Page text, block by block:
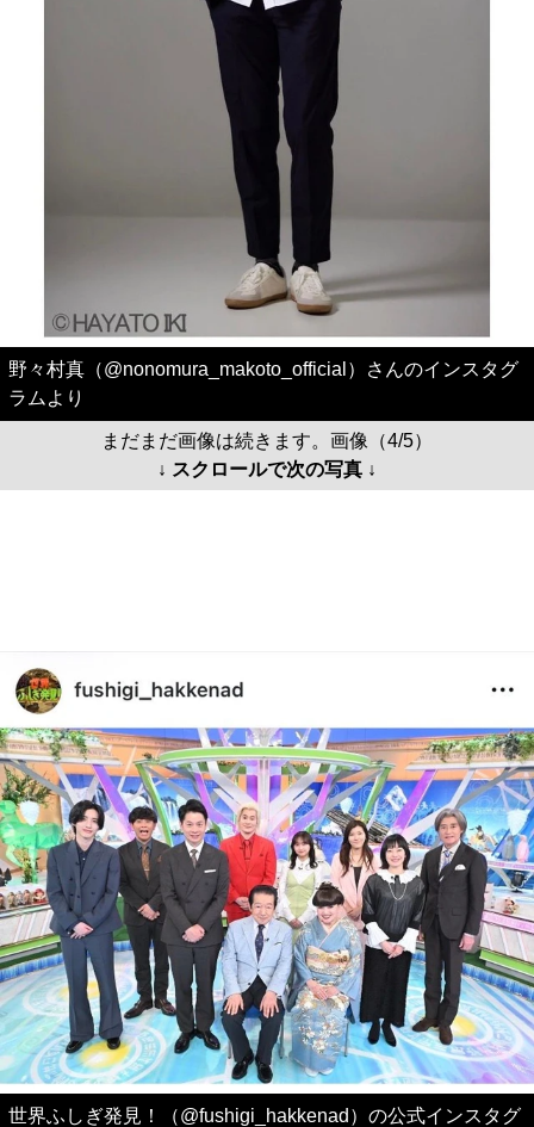
野々村真（@nonomura_makoto_official）さんのインスタグ
ラムより
まだまだ画像は続きます。画像（4/5）
↓ スクロールで次の写真 ↓
世界ふしぎ発見！（@fushigi_hakkenad）の公式インスタグ